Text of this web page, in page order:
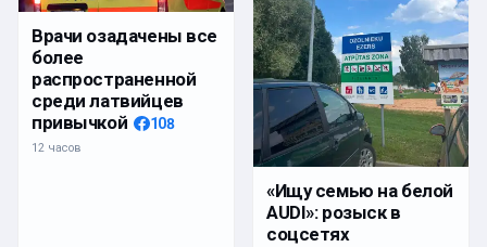
Врачи озадачены все
более
распространенной
среди латвийцев
привычкой
108
12 часов
«Ищу семью на белой
AUDI»: розыск в
соцсетях